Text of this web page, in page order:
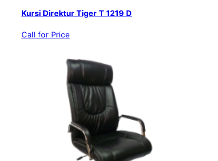
Kursi Direktur Tiger T 1219 D
Call for Price